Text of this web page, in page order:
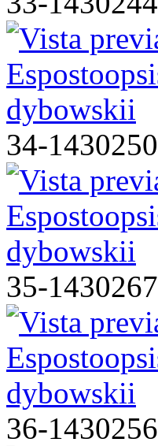
34-1430250
35-1430267
36-1430256